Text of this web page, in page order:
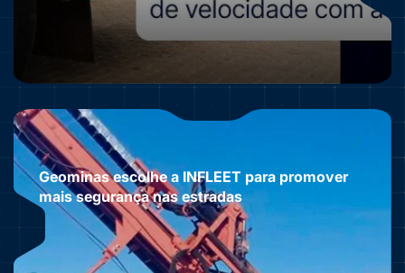
Geominas escolhe a INFLEET para promover
mais segurança nas estradas